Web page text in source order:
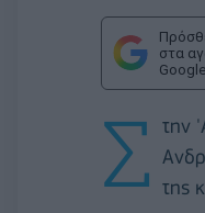
στα
Google
Σ την
της